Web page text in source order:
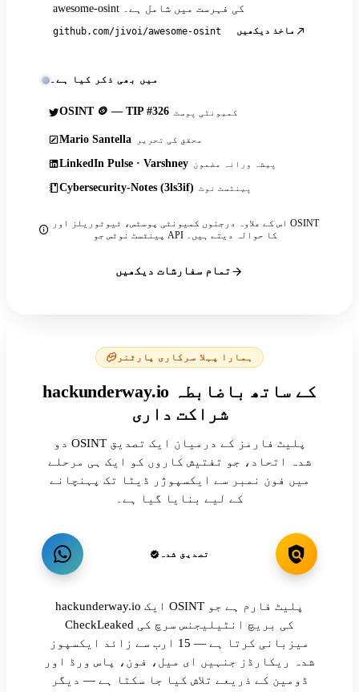
awesome-osint کی فہرست میں شامل ہے۔
github.com/jivoi/awesome-osint ماخذ دیکھیں
میں بھی ذکر کیا ہے۔
OSINT 🪙 — TIP #326 کمیونٹی پوسٹ
Mario Santella محقق کی تحریر
LinkedIn Pulse · Varshney پیشہ ورانہ مضمون
Cybersecurity-Notes (3ls3if) پینٹسٹ نوٹ
اس کے علاوہ درجنوں کمیونٹی پوسٹس، ٹیوٹوریلز اور OSINT
پینٹسٹ نوٹس جو API کا حوالہ دیتے ہیں۔
تمام سفارشات دیکھیں
ہمارا پہلا سرکاری پارٹنر
hackunderway.io کے ساتھ باضابطہ
شراکت داری
دو OSINT پلیٹ فارمز کے درمیان ایک تصدیق
شدہ اتحاد، جو تفتیش کاروں کو ایک ہی مرحلے
میں فون نمبر سے ایکسپوژر ڈیٹا تک پہنچانے
کے لیے بنایا گیا ہے۔
تصدیق شدہ
hackunderway.io ایک OSINT پلیٹ فارم ہے جو
CheckLeaked کی بریچ انٹیلیجنس سرچ کی
میزبانی کرتا ہے — 15 ارب سے زائد ایکسپوز
شدہ ریکارڈز جنہیں ای میل، فون، پاس ورڈ اور
ڈومین کے ذریعے تلاش کیا جا سکتا ہے — دیگر